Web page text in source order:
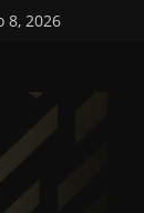
8, 2026